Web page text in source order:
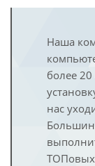
Наша
более 20
нас
ТОПовых